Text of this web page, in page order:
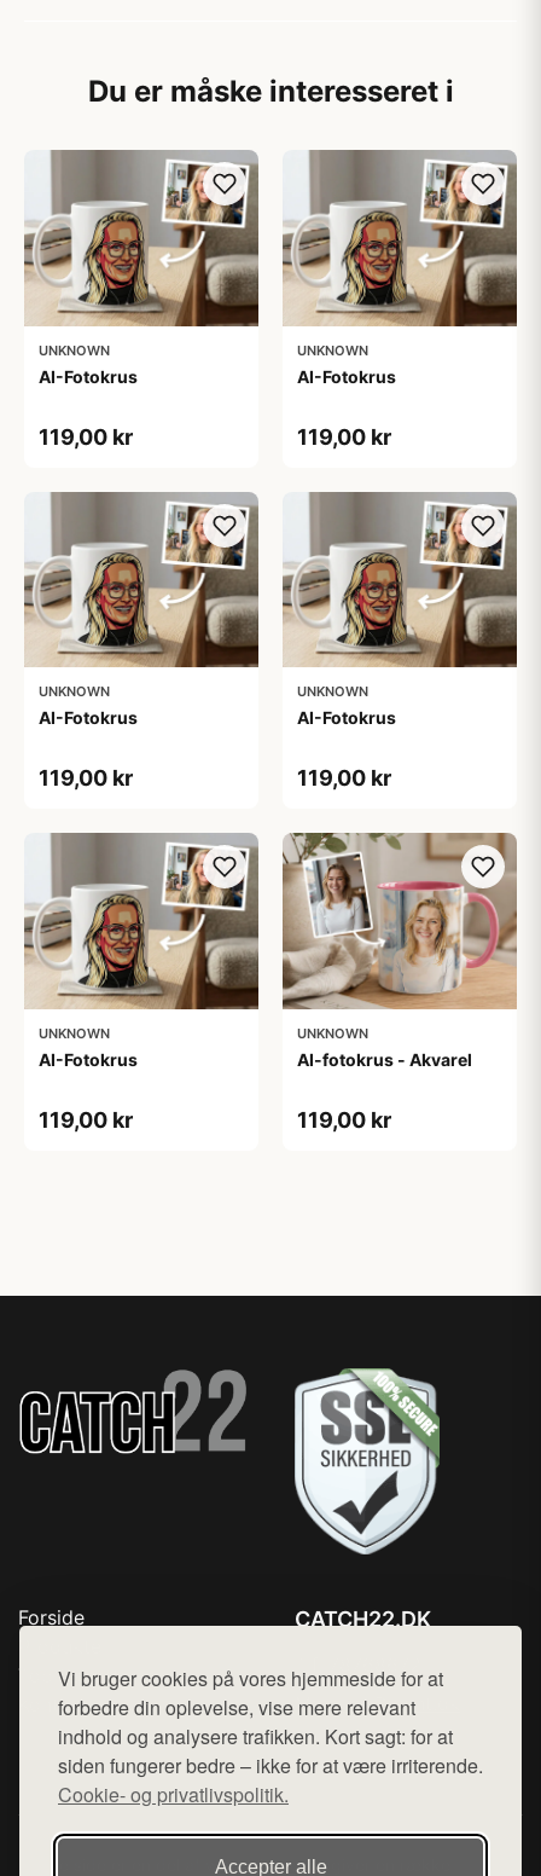
Vi bruger cookies på vores hjemmeside for at
forbedre din oplevelse, vise mere relevant
indhold og analysere trafikken. Kort sagt: for at
siden fungerer bedre – ikke for at være irriterende.
Cookie- og privatlivspolitik.
Accepter alle
Du er måske interesseret i
UNKNOWN
AI-Fotokrus
119,00 kr
UNKNOWN
AI-Fotokrus
119,00 kr
UNKNOWN
AI-Fotokrus
119,00 kr
UNKNOWN
AI-Fotokrus
119,00 kr
UNKNOWN
AI-Fotokrus
119,00 kr
UNKNOWN
AI-fotokrus - Akvarel
119,00 kr
Forside
Top Rabatter
Kontakt
CATCH22.DK
Mail: hej@want.dk
Cookie- og privatlivspolitik
Denne side er en del af want.dk, der udgiver en række